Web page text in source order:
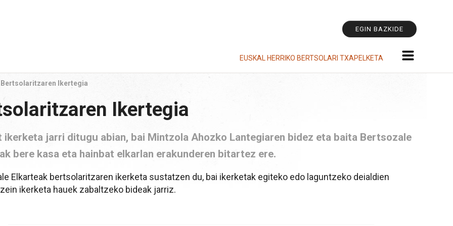
EGIN BAZKIDE
EUSKAL HERRIKO BERTSOLARI TXAPELKETA
Bertsolaritzaren Ikertegia
Ikertegia
ikerketa jarri ditugu abian, bai Mintzola Ahozko Lantegiaren bidez eta baita Bertsozale
bere kasa eta hainbat elkarlan erakunderen bitartez ere.
Elkarteak bertsolaritzaren ikerketa sustatzen du, bai ikerketak egiteko edo laguntzeko deialdien
ikerketa hauek zabaltzeko bideak jarriz.